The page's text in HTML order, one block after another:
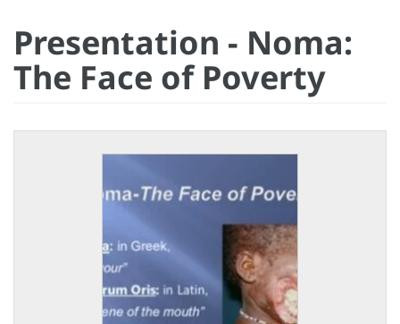
Presentation - Noma:
The Face of Poverty